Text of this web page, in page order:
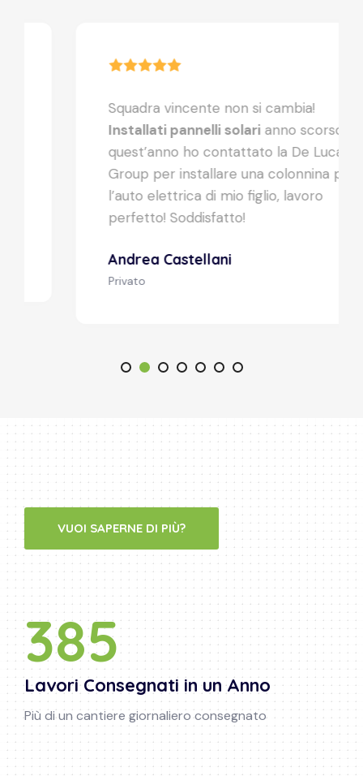
Squadra vincente non si cambia!
Installati pannelli solarianno scorso,
quest’anno ho contattato la De Luca
Group per installare una colonnina per
l’auto elettrica di mio figlio, lavoro
perfetto! Soddisfatto!
Andrea Castellani
VUOI SAPERNE DI PIÙ?
400
Lavori Consegnati in un Anno
Più di un cantiere giornaliero consegnato